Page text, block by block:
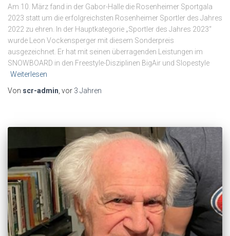
Am 10. März fand in der Gabor-Halle die Rosenheimer Sportgala
2023 statt um die erfolgreichsten Rosenheimer Sportler des Jahres
2022 zu ehren. In der Hauptkategorie „Sportler des Jahres 2023“
wurde Leon Vockensperger mit diesem Sonderpreis
ausgezeichnet. Er hat mit seinen überragenden Leistungen im
SNOWBOARD in den Freestyle-Disziplinen BigAir und Slopestyle
Weiterlesen
Von scr-admin, vor 3 Jahren